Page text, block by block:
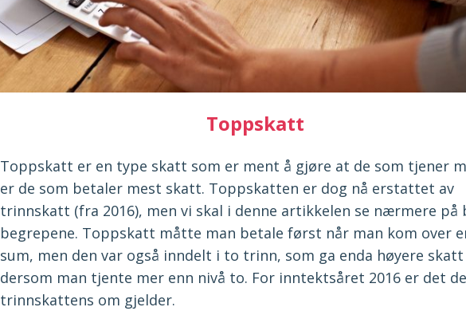
Toppskatt
Toppskatt er en type skatt som er ment å gjøre at de som tjener
er de som betaler mest skatt. Toppskatten er dog nå erstattet av
trinnskatt (fra 2016), men vi skal i denne artikkelen se nærmere på
begrepene. Toppskatt måtte man betale først når man kom over
sum, men den var også inndelt i to trinn, som ga enda høyere skatt
dersom man tjente mer enn nivå to. For inntektsåret 2016 er det
trinnskattens om gjelder.